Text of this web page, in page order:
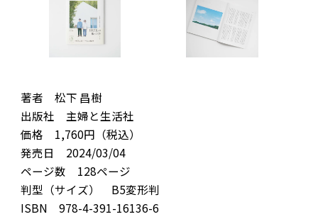
著者 松下 昌樹
出版社 主婦と生活社
価格 1,760円（税込）
発売日 2024/03/04
ページ数 128ページ
判型（サイズ） B5変形判
ISBN 978-4-391-16136-6